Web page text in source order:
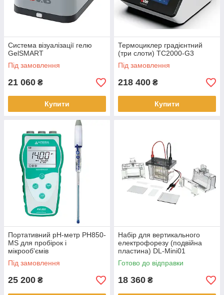
Система візуалізації гелю
GelSMART
Під замовлення
21 060 ₴
Купити
Термоциклер градієнтний
(три слоти) TC2000-G3
Під замовлення
218 400 ₴
Купити
Портативний рН-метр PH850-
MS для пробірок і
мікрооб'ємів
Під замовлення
25 200 ₴
Набір для вертикального
електрофорезу (подвійна
пластина) DL-Mini01
Готово до відправки
18 360 ₴